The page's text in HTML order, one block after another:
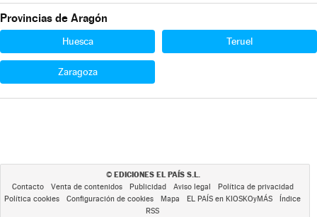
Provincias de Aragón
Huesca Teruel
Zaragoza
© EDICIONES EL PAÍS S.L.
Contacto Venta de contenidos Publicidad Aviso legal
Política de privacidad
Política cookies
Configuración de cookies Mapa EL PAÍS en KIOSKOyMÁS
Índice
RSS